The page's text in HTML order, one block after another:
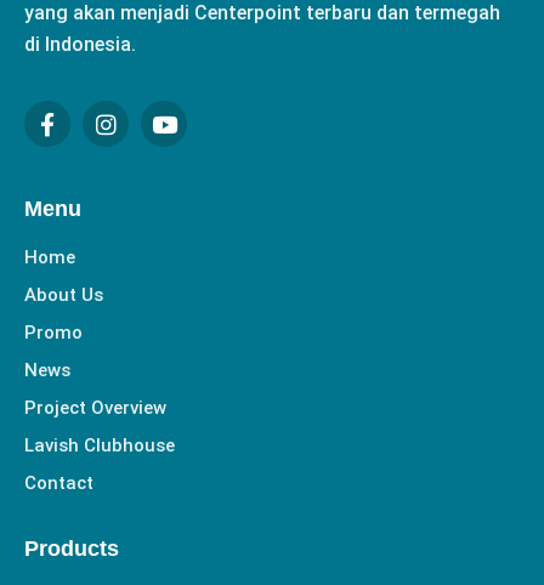
yang akan menjadi Centerpoint terbaru dan termegah
di Indonesia.
F
a
b
o
k
-
I
n
Y
o
Menu
Home
About Us
Promo
News
Project Overview
Lavish Clubhouse
Contact
Products